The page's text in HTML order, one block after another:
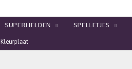
SUPERHELDEN SPELLETJES